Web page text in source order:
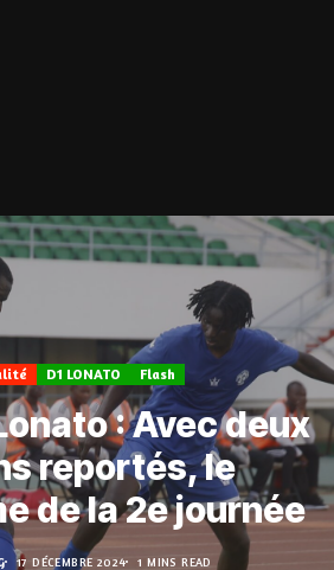
D1 LONATO Flash
: Avec deux
reportés, le
de la 2e journée
17 DÉCEMBRE 2024 1 MINS READ